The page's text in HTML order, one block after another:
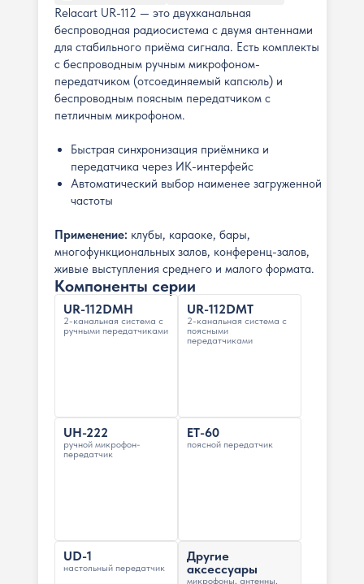
Relacart UR-112 — это двухканальная
беспроводная радиосистема с двумя антеннами
для стабильного приёма сигнала. Есть комплекты
с беспроводным ручным микрофоном-
передатчиком (отсоединяемый капсюль) и
беспроводным поясным передатчиком с
петличным микрофоном.
Быстрая синхронизация приёмника и
передатчика через ИК-интерфейс
Автоматический выбор наименее загруженной
частоты
Применение: клубы, караоке, бары,
многофункциональных залов, конференц-залов,
живые выступления среднего и малого формата.
Компоненты серии
UR-112DMH
2-канальная система с
ручными передатчиками
UR-112DMT
2-канальная система с
поясными
передатчиками
UH-222
ручной микрофон-
передатчик
ET-60
поясной передатчик
UD-1
настольный передатчик
Другие
аксессуары
микрофоны, антенны,